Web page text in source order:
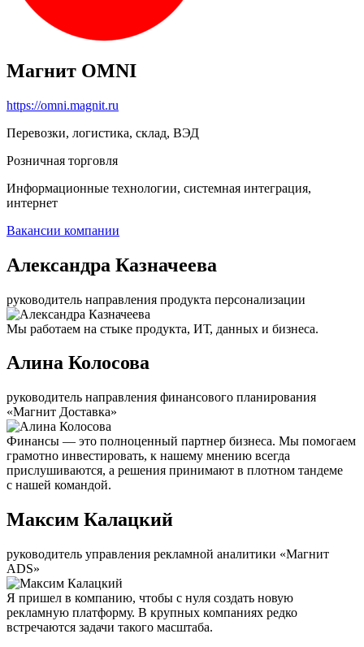
Магнит OMNI
https://omni.magnit.ru
Перевозки, логистика, склад, ВЭД
Розничная торговля
Информационные технологии, системная интеграция,
интернет
Вакансии компании
Александра Казначеева
руководитель направления продукта персонализации
Мы работаем на стыке продукта, ИТ, данных и бизнеса.
Алина Колосова
руководитель направления финансового планирования
«Магнит Доставка»
Финансы — это полноценный партнер бизнеса. Мы помогаем
грамотно инвестировать, к нашему мнению всегда
прислушиваются, а решения принимают в плотном тандеме
с нашей командой.
Максим Калацкий
руководитель управления рекламной аналитики «Магнит
ADS»
Я пришел в компанию, чтобы с нуля создать новую
рекламную платформу. В крупных компаниях редко
встречаются задачи такого масштаба.